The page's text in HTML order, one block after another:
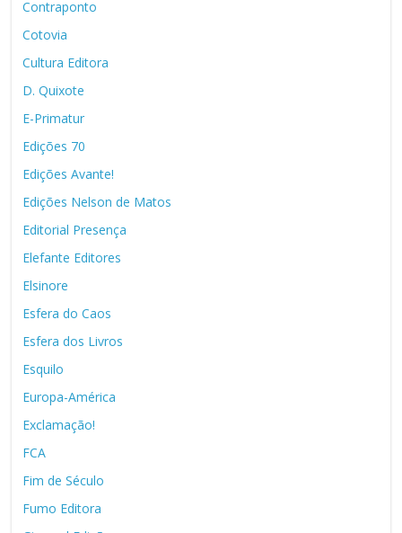
Contraponto
Cotovia
Cultura Editora
D. Quixote
E-Primatur
Edições 70
Edições Avante!
Edições Nelson de Matos
Editorial Presença
Elefante Editores
Elsinore
Esfera do Caos
Esfera dos Livros
Esquilo
Europa-América
Exclamação!
FCA
Fim de Século
Fumo Editora